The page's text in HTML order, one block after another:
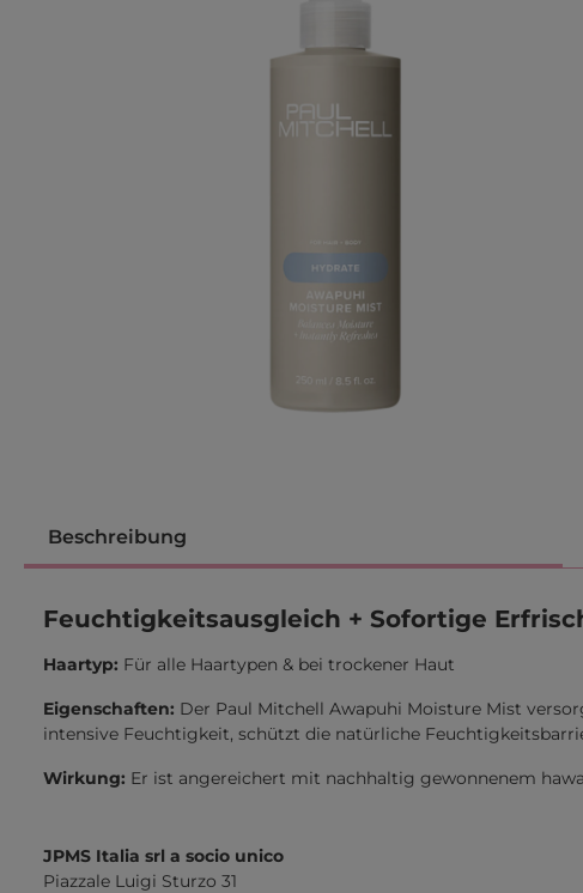
Beschreibung
Feuchtigkeitsausgleich + Sofortige
Haartyp: Für alle Haartypen & bei trockener Haut
Eigenschaften: Der Paul Mitchell Awapuhi Moisture Mist
intensive Feuchtigkeit, schützt die natürliche
Wirkung: Er ist angereichert mit nachhaltig gewonnenem
JPMS Italia srl a socio unico
Piazzale Luigi Sturzo 31